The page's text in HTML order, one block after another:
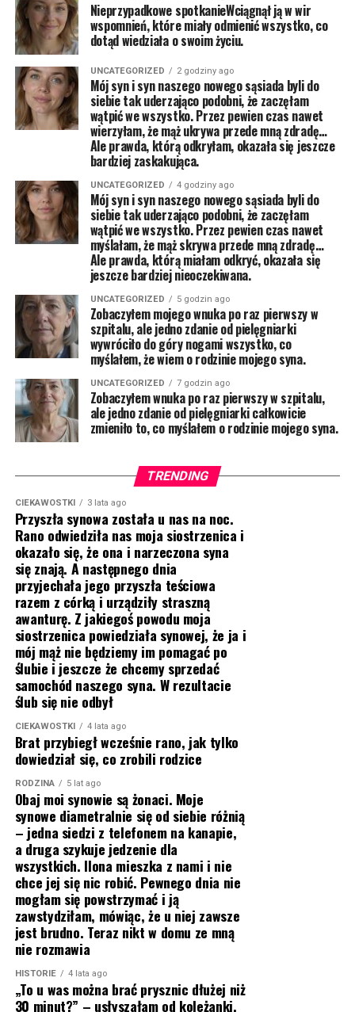
Nieprzypadkowe spotkanieWciągnął ją w wir
wspomnień, które miały odmienić wszystko, co
dotąd wiedziała o swoim życiu.
UNCATEGORIZED 2 godziny ago
Mój syn i syn naszego nowego sąsiada byli do
siebie tak uderzająco podobni, że zaczęłam
wątpić we wszystko. Przez pewien czas nawet
wierzyłam, że mąż ukrywa przede mną zdradę…
Ale prawda, którą odkryłam, okazała się jeszcze
bardziej zaskakująca.
UNCATEGORIZED 4 godziny ago
Mój syn i syn naszego nowego sąsiada byli do
siebie tak uderzająco podobni, że zaczęłam
wątpić we wszystko. Przez pewien czas nawet
myślałam, że mąż skrywa przede mną zdradę…
Ale prawda, którą miałam odkryć, okazała się
jeszcze bardziej nieoczekiwana.
UNCATEGORIZED 5 godzin ago
Zobaczyłem mojego wnuka po raz pierwszy w
szpitalu, ale jedno zdanie od pielęgniarki
wywróciło do góry nogami wszystko, co
myślałem, że wiem o rodzinie mojego syna.
UNCATEGORIZED 7 godzin ago
Zobaczyłem wnuka po raz pierwszy w szpitalu,
ale jedno zdanie od pielęgniarki całkowicie
zmieniło to, co myślałem o rodzinie mojego syna.
TRENDING
CIEKAWOSTKI 3 lata ago
Przyszła synowa została u nas na noc.
Rano odwiedziła nas moja siostrzenica i
okazało się, że ona i narzeczona syna
się znają. A następnego dnia
przyjechała jego przyszła teściowa
razem z córką i urządziły straszną
awanturę. Z jakiegoś powodu moja
siostrzenica powiedziała synowej, że ja i
mój mąż nie będziemy im pomagać po
ślubie i jeszcze że chcemy sprzedać
samochód naszego syna. W rezultacie
ślub się nie odbył
CIEKAWOSTKI 4 lata ago
Brat przybiegł wcześnie rano, jak tylko
dowiedział się, co zrobili rodzice
RODZINA 5 lat ago
Obaj moi synowie są żonaci. Moje
synowe diametralnie się od siebie różnią
– jedna siedzi z telefonem na kanapie,
a druga szykuje jedzenie dla
wszystkich. Ilona mieszka z nami i nie
chce jej się nic robić. Pewnego dnia nie
mogłam się powstrzymać i ją
zawstydziłam, mówiąc, że u niej zawsze
jest brudno. Teraz nikt w domu ze mną
nie rozmawia
HISTORIE 4 lata ago
„To u was można brać prysznic dłużej niż
30 minut?” – usłyszałam od koleżanki,